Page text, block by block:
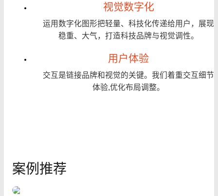
视觉数字化
运用数字化图形把轻量、科技化传递给用户，展现
稳重、大气，打造科技品牌与视觉调性。
用户体验
交互是链接品牌和视觉的关键。我们着重交互细节
体验,优化布局调整。
案例推荐